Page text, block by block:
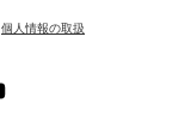
個人情報の取扱